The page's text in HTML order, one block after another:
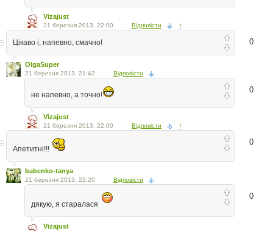
Vizajust
21 березня 2013, 22:00 Відповісти ↑
0
Цікаво і, напевно, смачно!
OlgaSuper
21 березня 2013, 21:42 Відповісти
0
не напевно, а точно!
Vizajust
21 березня 2013, 22:00 Відповісти ↑
0
Апетитні!!!
babenko-tanya
21 березня 2013, 22:20 Відповісти
0
дякую, я старалася
Vizajust